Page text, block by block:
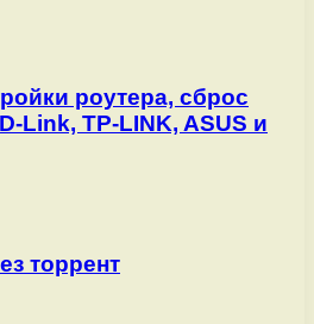
роутера, сброс
Link, TP-LINK, ASUS и
торрент